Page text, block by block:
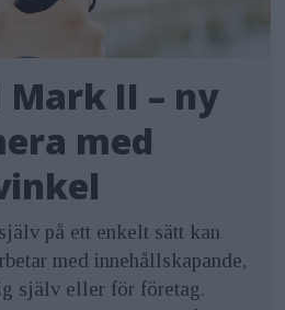
Mark II – ny
med
på ett enkelt sätt kan
med innehållskapande,
själv eller för företag.